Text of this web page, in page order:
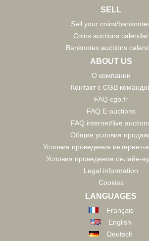
SELL
Sell your coins/
Coins auctions calendar
Banknotes auctions
ABOUT US
О компании
Контакт с CGB
FAQ cgb.fr
FAQ E-auctions
FAQ internet/live
Общие условия
Условия проведения интернет-
Условия проведения онлайн-
Legal information
Cookies
LANGUAGES
Français
English
Deutsch